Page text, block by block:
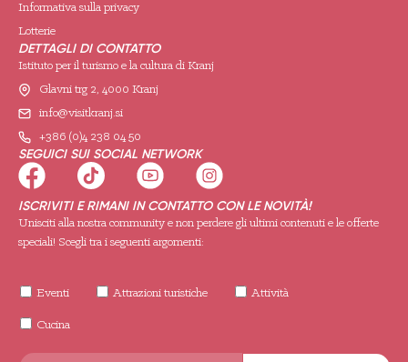
Informativa sulla privacy
Lotterie
DETTAGLI DI CONTATTO
Istituto per il turismo e la cultura di Kranj
Glavni trg 2, 4000 Kranj
info@visitkranj.si
+386 (0)4 238 04 50
SEGUICI SUI SOCIAL NETWORK
ISCRIVITI E RIMANI IN CONTATTO CON LE NOVITÀ!
Unisciti alla nostra community e non perdere gli ultimi contenuti e le offerte
speciali! Scegli tra i seguenti argomenti:
Eventi Attrazioni turistiche Attività
Cucina